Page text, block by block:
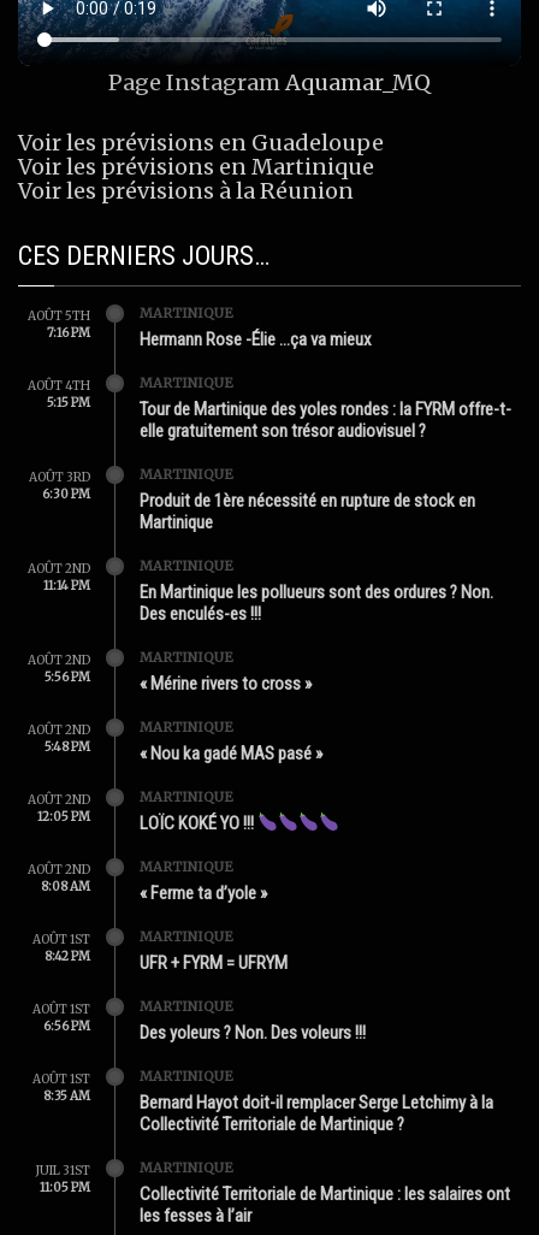
Page InstagramAquamar_MQ
Voir les prévisions en Guadeloupe
Voir les prévisions en Martinique
Voir les prévisions à la Réunion
CES DERNIERS JOURS…
AOÛT 5TH
7:16 PM
MARTINIQUE
Hermann Rose -Élie …ça va mieux
AOÛT 4TH
5:15 PM
MARTINIQUE
Tour de Martinique des yoles rondes : la FYRM offre-t-
elle gratuitement son trésor audiovisuel ?
AOÛT 3RD
6:30 PM
MARTINIQUE
Produit de 1ère nécessité en rupture de stock en
Martinique
AOÛT 2ND
11:14 PM
MARTINIQUE
En Martinique les pollueurs sont des ordures ? Non.
Des enculés-es !!!
AOÛT 2ND
5:56 PM
MARTINIQUE
« Mérine rivers to cross »
AOÛT 2ND
5:48 PM
MARTINIQUE
« Nou ka gadé MAS pasé »
AOÛT 2ND
12:05 PM
MARTINIQUE
LOÏC KOKÉ YO !!!
AOÛT 2ND
8:08 AM
MARTINIQUE
« Ferme ta d’yole »
AOÛT 1ST
8:42 PM
MARTINIQUE
UFR + FYRM = UFRYM
AOÛT 1ST
6:56 PM
MARTINIQUE
Des yoleurs ? Non. Des voleurs !!!
AOÛT 1ST
8:35 AM
MARTINIQUE
Bernard Hayot doit-il remplacer Serge Letchimy à la
Collectivité Territoriale de Martinique ?
JUIL 31ST
11:05 PM
MARTINIQUE
Collectivité Territoriale de Martinique : les salaires ont
les fesses à l’air